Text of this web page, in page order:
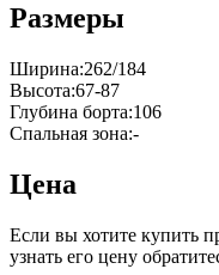
Размеры
Ширина:262/184
Высота:67-87
Глубина борта:106
Спальная зона:-
Цена
Если вы хотите купить
узнать его цену